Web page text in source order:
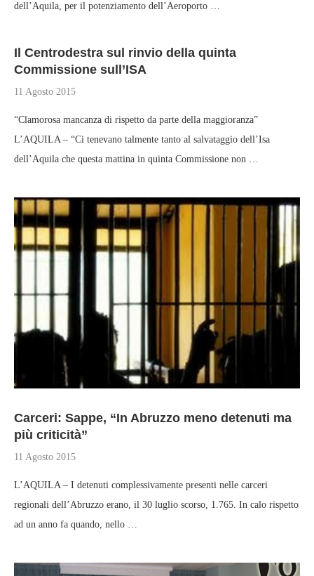
dell’Aquila, per il potenziamento dell’Aeroporto …
Il Centrodestra sul rinvio della quinta
Commissione sull’ISA
11 Agosto 2015
“Clamorosa mancanza di rispetto da parte della maggioranza”
L’AQUILA – “Ci tenevano talmente tanto al salvataggio dell’Isa
dell’Aquila che questa mattina in quinta Commissione non …
Carceri: Sappe, “In Abruzzo meno detenuti ma
più criticità”
11 Agosto 2015
L’AQUILA – I detenuti complessivamente presenti nelle carceri
regionali dell’Abruzzo erano, il 30 luglio scorso, 1.765. In calo rispetto
ad un anno fa quando, nello …